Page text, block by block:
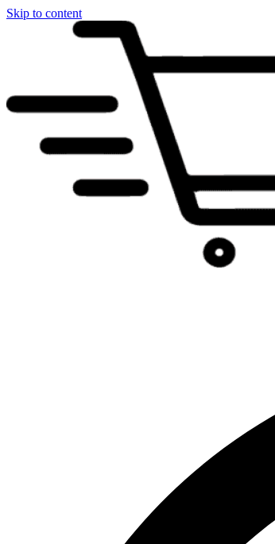
Skip to content